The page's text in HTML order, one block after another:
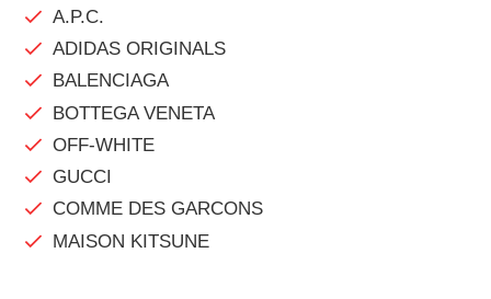
A.P.C.
ADIDAS ORIGINALS
BALENCIAGA
BOTTEGA VENETA
OFF-WHITE
GUCCI
COMME DES GARCONS
MAISON KITSUNE